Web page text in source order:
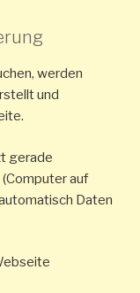
werden
und
gerade
auf
Daten